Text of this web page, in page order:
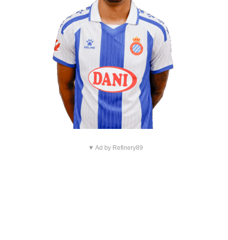
▼ Ad by Refinery89